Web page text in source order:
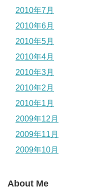
2010年7月
2010年6月
2010年5月
2010年4月
2010年3月
2010年2月
2010年1月
2009年12月
2009年11月
2009年10月
About Me